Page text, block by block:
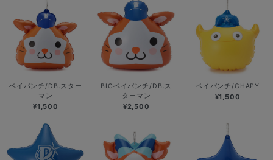
ベイパンチ/DB.スター
マン
¥1,500
BIGベイパンチ/DB.ス
ターマン
¥2,500
ベイパンチ/CHAPY
¥1,500